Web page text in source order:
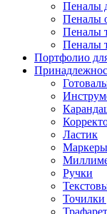
Пеналы
Пеналы
Пеналы
Пеналы
Портфолио
Ластик
Маркеры
Ручки
Точилки